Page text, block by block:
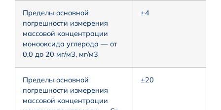
Пределы основной
погрешности измерения
массовой концентрации
монооксида углерода — от
0,0 до 20 мг/м3, мг/м3
±4
Пределы основной
погрешности измерения
массовой концентрации
±20